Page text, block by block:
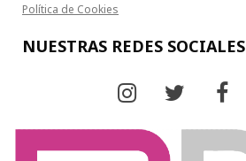
Política de Cookies
NUESTRAS REDES SOCIALES